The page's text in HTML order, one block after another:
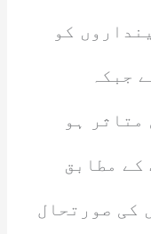
کو
جبکہ
متاثر ہو
کے مطابق
کی صورتحال